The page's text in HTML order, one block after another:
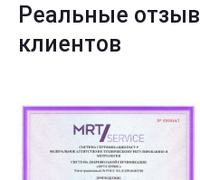
Реальные
клиентов